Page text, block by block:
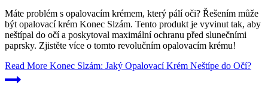
Máte problém s opalovacím krémem, který pálí oči? Řešením může
být opalovací krém Konec Slzám. Tento produkt je vyvinut tak, aby
neštípal do očí a poskytoval maximální ochranu před slunečními
paprsky. Zjistěte více o tomto revolučním opalovacím krému!
Read More Konec Slzám: Jaký Opalovací Krém Neštípe do Očí?